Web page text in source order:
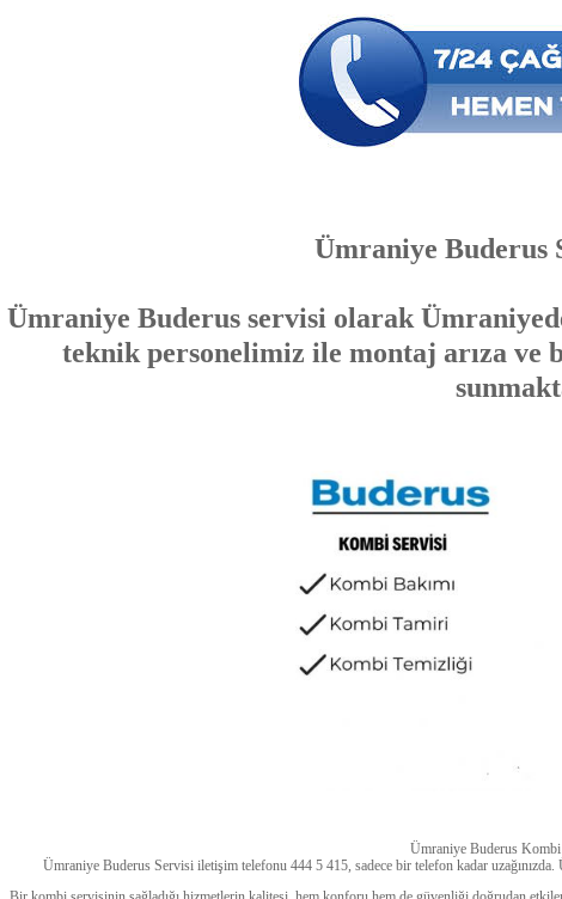
Ümraniye Buderus
Ümraniye Buderus servisi olarak
teknik personelimiz ile montaj arıza ve
Ümraniye Buderus
Ümraniye Buderus Servisi iletişim telefonu 444 5 415, sadece bir telefon kadar